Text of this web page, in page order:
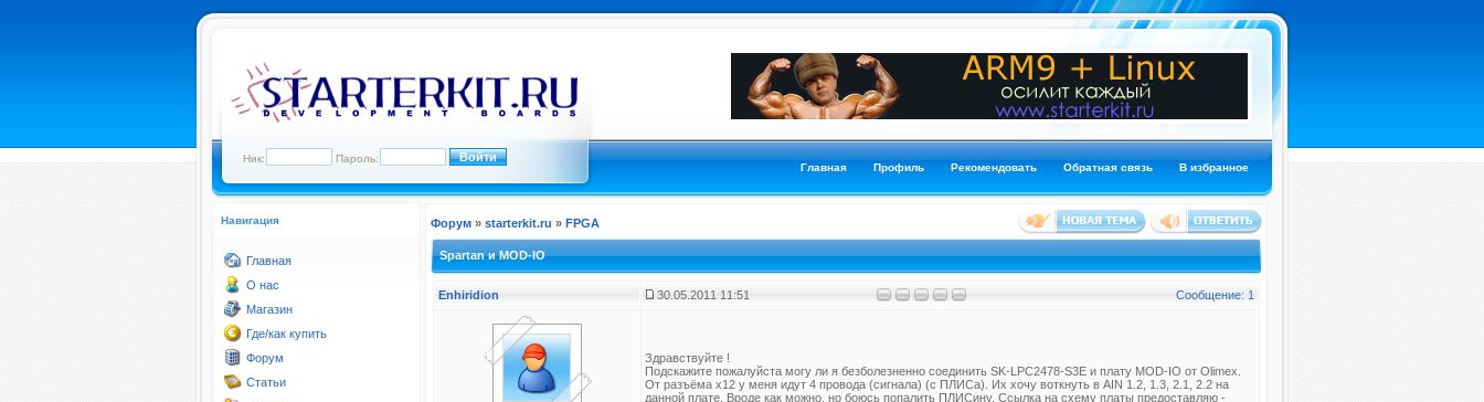
Ник: Пароль:
Главная Профиль Рекомендовать Обратная связь В избранное
Навигация
Главная
О нас
Магазин
Где/как купить
Форум
Статьи
Форум » starterkit.ru » FPGA
Spartan и MOD-IO
Enhiridion 30.05.2011 11:51 Сообщение: 1
Здравствуйте !
Подскажите пожалуйста могу ли я безболезненно соединить SK-LPC2478-S3E и плату MOD-IO от Olimex.
От разъёма x12 у меня идут 4 провода (сигнала) (c ПЛИСа). Их хочу воткнуть в AIN 1.2, 1.3, 2.1, 2.2 на
данной плате. Вроде как можно, но боюсь попалить ПЛИСину. Ссылка на схему платы предоставляю -